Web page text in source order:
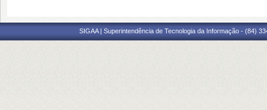
SIGAA | Superintendência de Tecnologia da Informação - (84)